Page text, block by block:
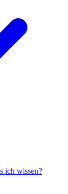
ich wissen?